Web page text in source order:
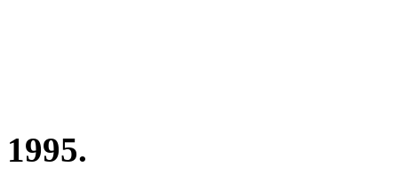
1995.